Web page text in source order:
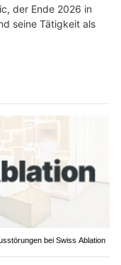
der Ende 2026 in
seine Tätigkeit als
bei Swiss Ablation